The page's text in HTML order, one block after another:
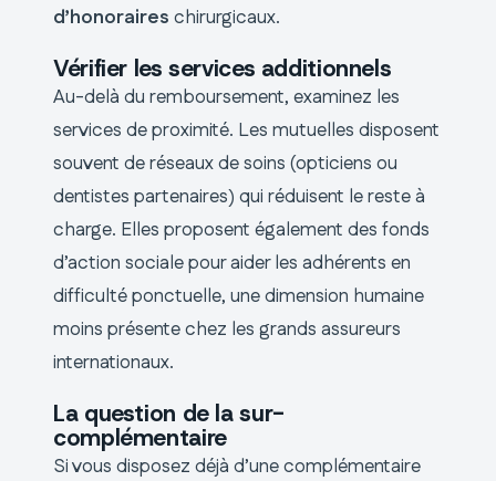
d’honoraires chirurgicaux.
Vérifier les services additionnels
Au-delà du remboursement, examinez les
services de proximité. Les mutuelles disposent
souvent de réseaux de soins (opticiens ou
dentistes partenaires) qui réduisent le reste à
charge. Elles proposent également des fonds
d’action sociale pour aider les adhérents en
difficulté ponctuelle, une dimension humaine
moins présente chez les grands assureurs
internationaux.
La question de la sur-
complémentaire
Si vous disposez déjà d’une complémentaire